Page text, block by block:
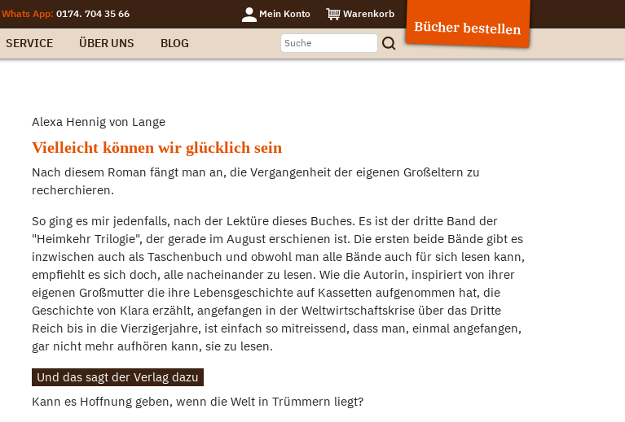
App: 0174. 704 35 66 Mein Konto Warenkorb
Bücher bestellen
SERVICE ÜBER UNS BLOG
Alexa Hennig von Lange
Vielleicht können wir glücklich sein
Nach diesem Roman fängt man an, die Vergangenheit der eigenen Großeltern zu
recherchieren.
So ging es mir jedenfalls, nach der Lektüre dieses Buches. Es ist der dritte Band der
"Heimkehr Trilogie", der gerade im August erschienen ist. Die ersten beide Bände gibt es
inzwischen auch als Taschenbuch und obwohl man alle Bände auch für sich lesen kann,
empfiehlt es sich doch, alle nacheinander zu lesen. Wie die Autorin, inspiriert von ihrer
eigenen Großmutter die ihre Lebensgeschichte auf Kassetten aufgenommen hat, die
Geschichte von Klara erzählt, angefangen in der Weltwirtschaftskrise über das Dritte
Reich bis in die Vierzigerjahre, ist einfach so mitreissend, dass man, einmal angefangen,
gar nicht mehr aufhören kann, sie zu lesen.
Und das sagt der Verlag dazu
Kann es Hoffnung geben, wenn die Welt in Trümmern liegt?